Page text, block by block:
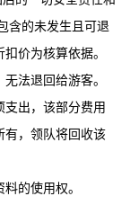
含的未发生且可退
价为核算依据。
法退回给游客。
支出，该部分费用
有，领队将回收该
的使用权。